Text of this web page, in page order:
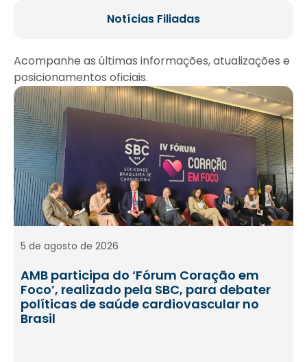
Notícias Filiadas
Acompanhe as últimas informações, atualizações e
posicionamentos oficiais.
AMB participa do ‘Fórum Coração em
Foco’, realizado pela SBC, para debater
políticas de saúde cardiovascular no
Brasil
5 de agosto de 2026